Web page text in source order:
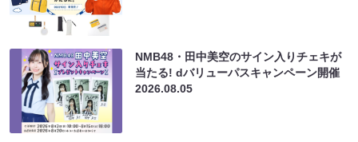
NMB48・田中美空のサイン入りチェキが
当たる! dバリューパスキャンペーン開催
2026.08.05